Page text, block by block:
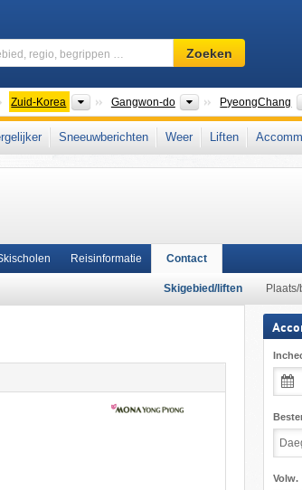
Skigebied,
regio,
…
Zoeken
Zuid-Korea LandenGangwon-do Provincies
PyeongChang
Ikon Pass Oost-Azië
Sneeuwberichten Weer Liften
Reisinformatie Contact
Skigebied/liften
Volw.